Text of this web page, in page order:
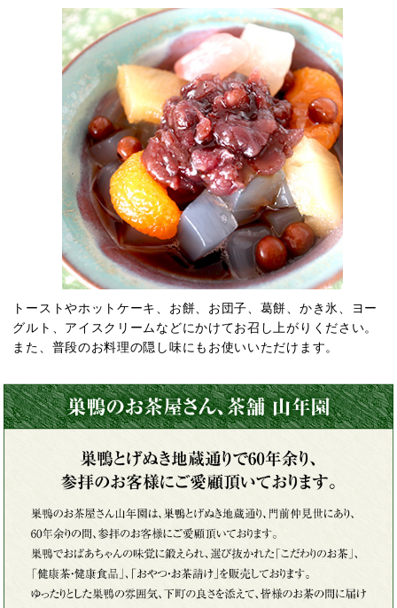
トーストやホットケーキ、お餅、お団子、葛餅、かき氷、ヨー
グルト、アイスクリームなどにかけてお召し上がりください。
また、普段のお料理の隠し味にもお使いいただけます。